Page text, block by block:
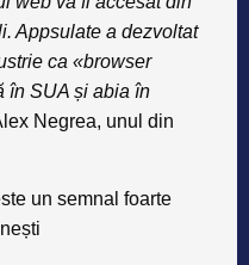
Appsulate a dezvoltat
ca «browser
în SUA și abia în
Negrea, unul din
un semnal foarte